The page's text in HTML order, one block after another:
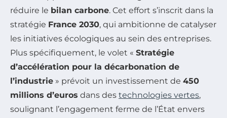
réduire le bilan carbone. Cet effort s’inscrit dans la
stratégie France 2030, qui ambitionne de catalyser
les initiatives écologiques au sein des entreprises.
Plus spécifiquement, le volet « Stratégie
d’accélération pour la décarbonation de
l’industrie » prévoit un investissement de 450
millions d’euros dans des technologies vertes,
soulignant l’engagement ferme de l’État envers